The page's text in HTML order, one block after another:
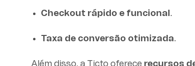
Checkout rápido e funcional .
Taxa de conversão otimizada.
Além disso, a Ticto oferece recursos